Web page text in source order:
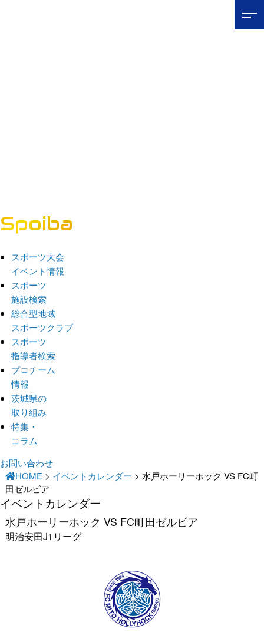
Spoiba
スポーツ大会
イベント情報
スポーツ
施設検索
総合型地域
スポーツクラブ
スポーツ
指導者検索
プロチーム
情報
茨城県の
取り組み
特集・
コラム
お問い合わせ
HOME > イベントカレンダー > 水戸ホーリーホック VS FC町
田ゼルビア
イベントカレンダー
水戸ホーリーホック VS FC町田ゼルビア
明治安田J1リーグ